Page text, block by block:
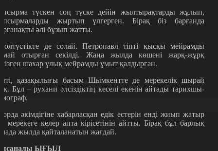
түскен соң түске дейін жылтырақтарды жұлып,
жыртып үлгерген. Бірақ біз барғанда
әлі бұзып жатты.
де солай. Петропавл тіпті қысқы мейрамды
отырған секілді. Жаңа жылда көшені жарқ-жұрқ
шахар ұлық мейрамды ұмыт қалдырған.
қазақылығы басым Шымкентте де мерекелік шырай
Бұл – рухани әлсіздіктің кеселі екенін айтады тарихшы-
әкімдігіне хабарласқан едік естерін енді жиып жатыр
мерекеге келер апта кірісетінін айтты. Бірақ бұл барлық
жылда қайталанатын жағдай.
ЫҒЫЛ